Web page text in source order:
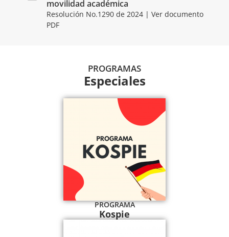
movilidad académica
Resolución No.1290 de 2024 | Ver documento
PDF
PROGRAMAS
Especiales
PROGRAMA
Kospie